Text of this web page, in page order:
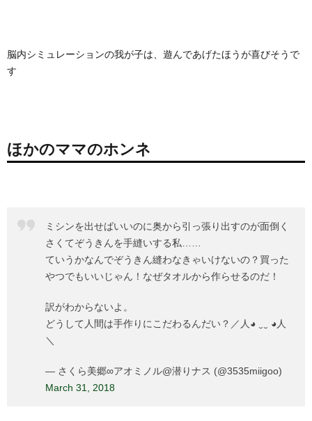
脳内シミュレーションの我が子は、遊んであげたほうが喜びそうで
す
ほかのママのホンネ
ミシンを出せばいいのに奥から引っ張り出すのが面倒く
さくてぞうきんを手縫いする私……
ていうかなんでぞうきん縫わなきゃいけないの？買った
やつでもいいじゃん！なぜタオルから作らせるのだ！
訳がわからないよ。
どうして人間は手作りにこだわるんだい？／人◕ ‿‿ ◕人
＼
— さくら美郷∞アオミノル@潜りナス (@3535miigoo)
March 31, 2018